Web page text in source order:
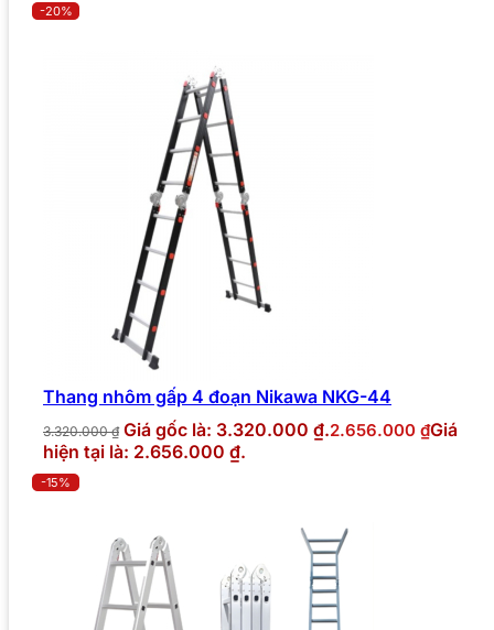
-20%
Thang nhôm gấp 4 đoạn Nikawa NKG-44
3.320.000₫ Giá gốc là: 3.320.000 ₫.2.656.000 ₫Giá
hiện tại là: 2.656.000 ₫.
-15%